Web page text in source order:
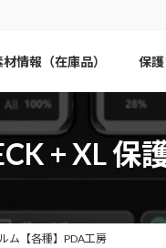
材情報（在庫品） 保
+ XL
ム【各種】PDA工房